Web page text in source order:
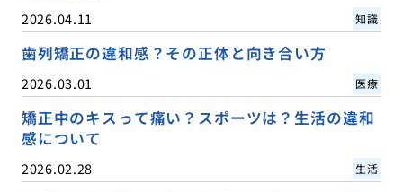
2026.04.11 知識
歯列矯正の違和感？その正体と向き合い方
2026.03.01 医療
矯正中のキスって痛い？スポーツは？生活の違和
感について
2026.02.28 生活